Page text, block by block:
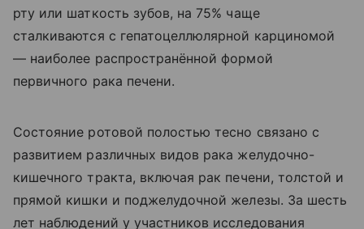
рту или шаткость зубов, на 75% чаще
сталкиваются с гепатоцеллюлярной карциномой
— наиболее распространённой формой
первичного рака печени.
Состояние ротовой полостью тесно связано с
развитием различных видов рака желудочно-
кишечного тракта, включая рак печени, толстой и
прямой кишки и поджелудочной железы. За шесть
лет наблюдений у участников исследования